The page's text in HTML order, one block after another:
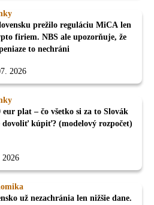
prežilo reguláciu MiCA len
firiem. NBS ale upozorňuje, že
to nechráni
2026
eur plat – čo všetko si za to Slovák
dovoliť kúpiť? (modelový rozpočet)
2026
už nezachránia len nižšie dane.